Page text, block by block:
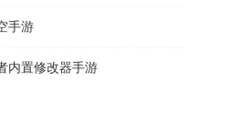
手游
内置修改器手游